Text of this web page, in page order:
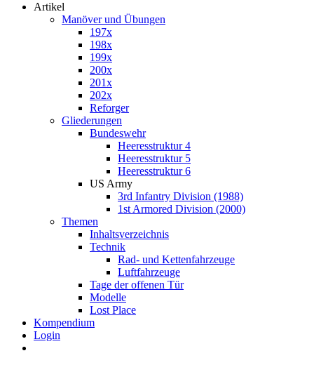
Artikel
Manöver und Übungen
197x
198x
199x
200x
201x
202x
Reforger
Gliederungen
Bundeswehr
Heeresstruktur 4
Heeresstruktur 5
Heeresstruktur 6
US Army
3rd Infantry Division (1988)
1st Armored Division (2000)
Themen
Inhaltsverzeichnis
Technik
Rad- und Kettenfahrzeuge
Luftfahrzeuge
Tage der offenen Tür
Modelle
Lost Place
Kompendium
Login